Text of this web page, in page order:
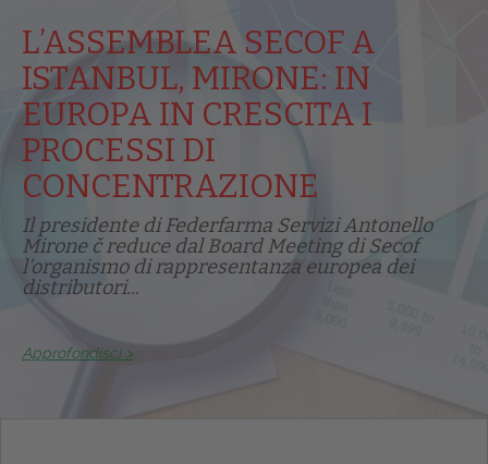
L’ASSEMBLEA SECOF A
ISTANBUL, MIRONE: IN
EUROPA IN CRESCITA I
PROCESSI DI
CONCENTRAZIONE
Il presidente di Federfarma Servizi Antonello
Mirone č reduce dal Board Meeting di Secof
l'organismo di rappresentanza europea dei
distributori...
Approfondisci >